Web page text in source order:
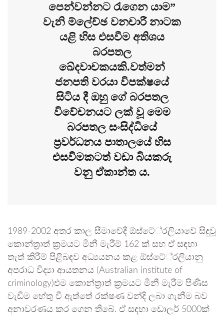
පෙන්වන්නට රැගෙන යාම”
වැනි ම්ලේච්ඡ වනචාරී නාටක
යළි හිස එසවීම අතිශය
බරපතල
ඛේදවාචකයකි.වත්මන්
ජනපති වරයා විපක්ෂයේ
සිටිය දී ඔහු ගේ බරපතල
විවේචනයට ලක් වූ මෙම
බරපතල සංසිද්ධියේ
ප්‍රවර්ධනය පාතාලයේ හිස
එසවීමකටත් වඩා බියකරු
වනු ඒකාන්ත ය.
1989-2002 අතර කාල සීමාවේදී ඕස්ටේ්‍රලියාවේ සිදුවූ
කොන්ත්‍රාත් ක්‍රමයට මිනී මැරීම් 162 ක් සහ ඒ සඳහා
තැත් කිරීම් පිළිබඳව අධ්‍යයනය කළ ඕස්ටේ්‍රලියානු
අපරාධ විද්‍යා ආයතනය (Australian institute of
criminology)එම කොන්ත්‍රාත් ක්‍රමයට මිනී මැරීම පිණිස
වැඩිම හේතු වී ඇත්තේ රක්ෂණ වන්දි ලබා ගැනීම බව
අනාවරණය කර ගෙන තිබේ. ඒ සඳහා ඩොලර් 5000ක්